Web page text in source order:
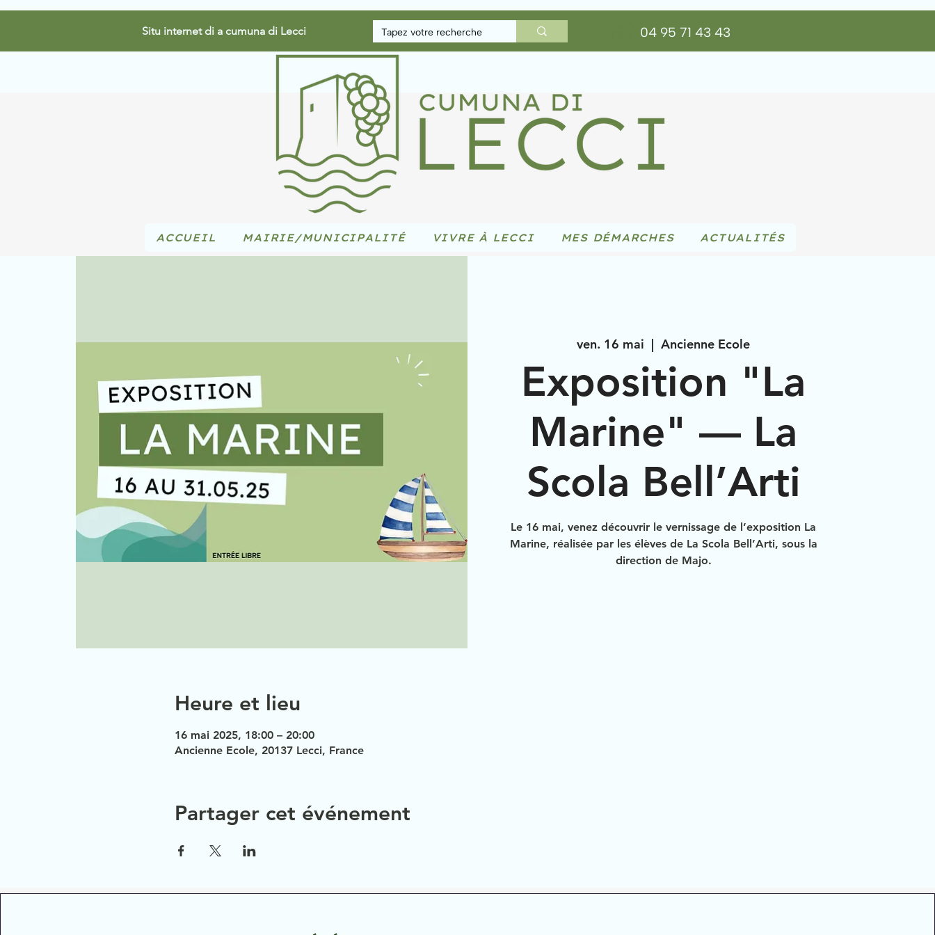
Situ internet di a cumuna di Lecci 04 95 71 43 43
ACCUEIL MAIRIE/MUNICIPALITÉ VIVRE À LECCI MES DÉMARCHES ACTUALITÉS
ven. 16 mai
  |
Ancienne Ecole
Exposition "La
Marine" — La
Scola Bell’Arti
Le 16 mai, venez découvrir le vernissage de l’exposition La
Marine, réalisée par les élèves de La Scola Bell’Arti, sous la
direction de Majo.
Heure et lieu
16 mai 2025, 18:00 – 20:00
Ancienne Ecole, 20137 Lecci, France
Partager cet événement